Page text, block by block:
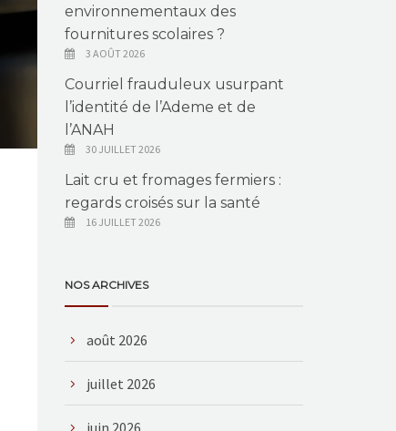
environnementaux des
fournitures scolaires ?
3 AOÛT 2026
Courriel frauduleux usurpant
l’identité de l’Ademe et de
l’ANAH
30 JUILLET 2026
Lait cru et fromages fermiers :
regards croisés sur la santé
16 JUILLET 2026
NOS ARCHIVES
août 2026
juillet 2026
juin 2026